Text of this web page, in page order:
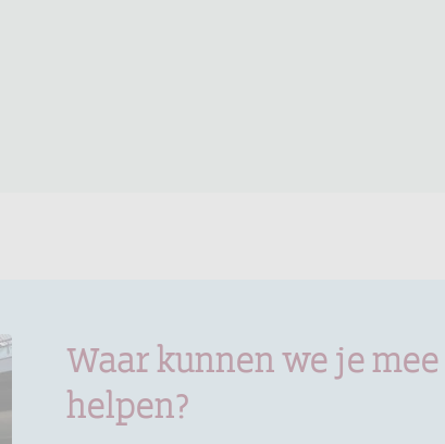
Waar kunnen we je mee
helpen?